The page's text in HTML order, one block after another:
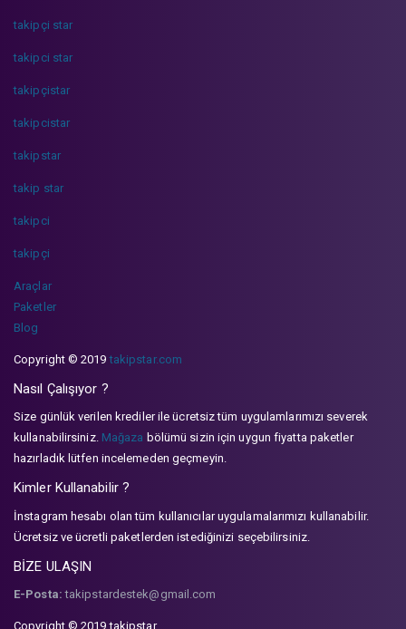
takipçi star
takipci star
takipçistar
takipcistar
takipstar
takip star
takipci
takipçi
Araçlar
Paketler
Blog
Copyright © 2019takipstar.com
Nasıl Çalışıyor ?
Size günlük verilen krediler ile ücretsiz tüm uygulamlarımızı severek
kullanabilirsiniz. Mağaza bölümü sizin için uygun fiyatta paketler
hazırladık lütfen incelemeden geçmeyin.
Kimler Kullanabilir ?
İnstagram hesabı olan tüm kullanıcılar uygulamalarımızı kullanabilir.
Ücretsiz ve ücretli paketlerden istediğinizi seçebilirsiniz.
BİZE ULAŞIN
E-Posta: takipstardestek@gmail.com
Copyright © 2019 takipstar.